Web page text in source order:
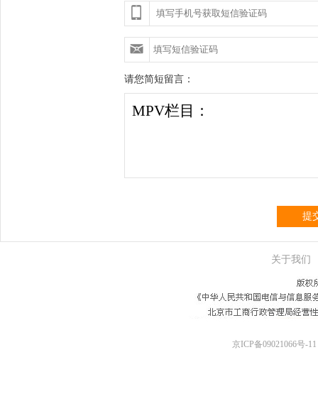
请您简短留言：
提
关于我们
京ICP备09021066号-11